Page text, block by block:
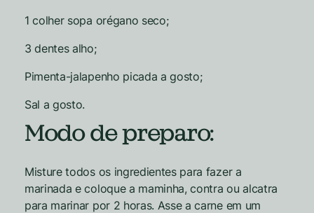
1 colher sopa orégano seco;
3 dentes alho;
Pimenta-jalapenho picada a gosto;
Sal a gosto.
Modo de preparo:
Misture todos os ingredientes para fazer a
marinada e coloque a maminha, contra ou alcatra
para marinar por 2 horas. Asse a carne em um